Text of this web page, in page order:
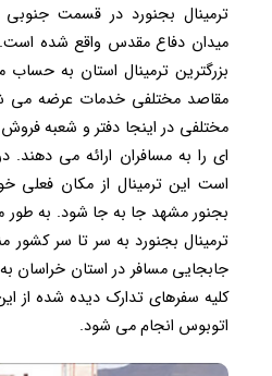
ترمینال بجنورد در قسمت
میدان دفاع مقدس واقع شده است.
بزرگترین ترمینال استان به
مقاصد مختلفی خدمات عرضه می
مختلفی در اینجا دفتر و شعبه
ای را به مسافران ارائه می
است این ترمینال از مکان فعلی
جابجایی مسافر در استان خراسان
اتوبوس انجام می شود.